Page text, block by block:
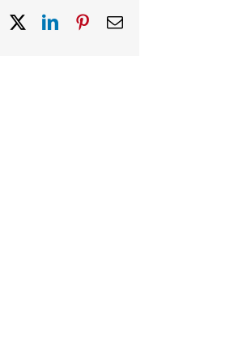
FacebookLinkedInPinterest
Email